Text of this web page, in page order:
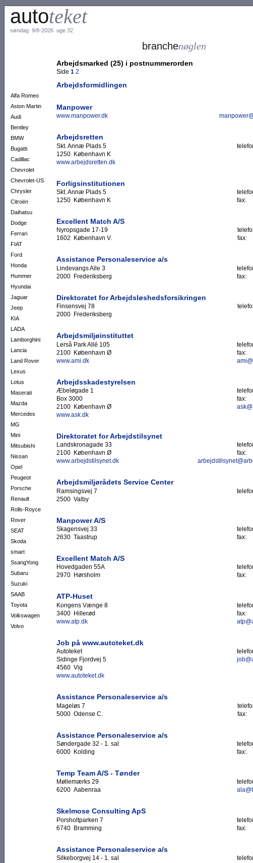
autoteket
søndag 9/8-2026 uge 32
Alfa Romeo
Aston Martin
Audi
Bentley
BMW
Bugatti
Cadillac
Chevrolet
Chevrolet-US
Chrysler
Citroën
Daihatsu
Dodge
Ferrari
FIAT
Ford
Honda
Hummer
Hyundai
Jaguar
Jeep
KIA
LADA
Lamborghini
Lancia
Land Rover
Lexus
Lotus
Maserati
Mazda
Mercedes
MG
Mini
Mitsubishi
Nissan
Opel
Peugeot
Porsche
Renault
Rolls-Royce
Rover
SEAT
Skoda
smart
SsangYong
Subaru
Suzuki
SAAB
Toyota
Volkswagen
Volvo
branchenøglen
Arbejdsmarked (25) i postnummerorden
Side 1 2
Arbejdsformidlingen
Manpower
www.manpower.dk
Arbejdsretten
Skt. Annæ Plads 5
1250 København K
www.arbejdsretten.dk
Forligsinstitutionen
Skt. Annæ Plads 5
1250 København K
fax:
Excellent Match A/S
Nyropsgade 17-19
1602 København V.
fax:
Assistance Personaleservice a/s
Lindevangs Alle 3
2000 Frederiksberg
fax:
Direktoratet for Arbejdsløshedsforsikringen
Finsensvej 78
2000 Frederiksberg
Arbejdsmiljøinstituttet
Lerså Park Allé 105
2100 København Ø
www.ami.dk
fax:
Arbejdsskadestyrelsen
Æbeløgade 1
Box 3000
2100 København Ø
www.ask.dk
fax:
Direktoratet for Arbejdstilsynet
Landskronagade 33
2100 København Ø
www.arbejdstilsynet.dk
fax:
Arbejdsmiljørådets Service Center
Ramsingsvej 7
2500 Valby
Manpower A/S
Skagensvej 33
2630 Taastrup
fax:
Excellent Match A/S
Hovedgaden 55A
2970 Hørsholm
fax:
ATP-Huset
Kongens Vænge 8
3400 Hillerød
www.atp.dk
fax:
Job på www.autoteket.dk
Autoteket
Sidinge Fjordvej 5
4560 Vig
www.autoteket.dk
Assistance Personaleservice a/s
Mageløs 7
5000 Odense C.
fax:
Assistance Personaleservice a/s
Søndergade 32 - 1. sal
6000 Kolding
fax:
Temp Team A/S - Tønder
Møllemærks 29
6200 Aabenraa
Skelmose Consulting ApS
Porsholtparken 7
6740 Bramming
fax:
Assistance Personaleservice a/s
Silkeborgvej 14 - 1. sal